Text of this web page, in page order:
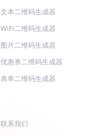
文本二维码生成器
WiFi二维码生成器
图片二维码生成器
优惠券二维码生成器
表单二维码生成器
联系我们